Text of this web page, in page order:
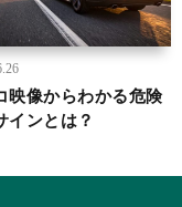
映像からわかる危険
インとは？